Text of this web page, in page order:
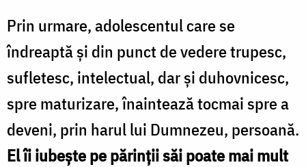
Prin urmare, adolescentul care se
îndreaptă şi din punct de vedere trupesc,
sufletesc, intelectual, dar şi duhovnicesc,
spre maturizare, înaintează tocmai spre a
deveni, prin harul lui Dumnezeu, persoană.
El îi iubeşte pe părinţii săi poate mai mult